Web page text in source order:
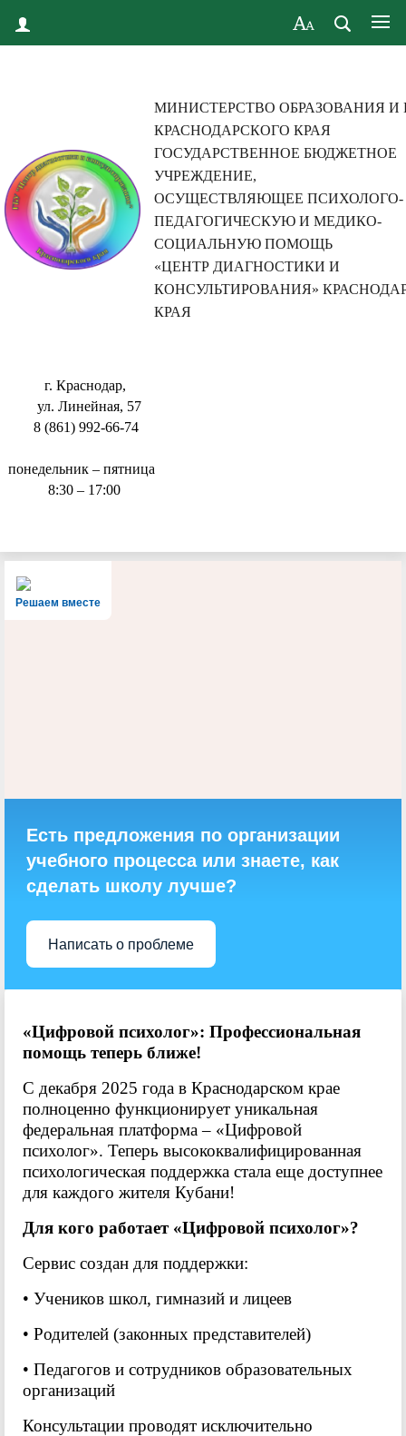
МИНИСТЕРСТВО ОБРАЗОВАНИЯ И
КРАСНОДАРСКОГО КРАЯ
ГОСУДАРСТВЕННОЕ БЮДЖЕТНОЕ
УЧРЕЖДЕНИЕ,
ОСУЩЕСТВЛЯЮЩЕЕ ПСИХОЛОГО-
ПЕДАГОГИЧЕСКУЮ И МЕДИКО-
СОЦИАЛЬНУЮ ПОМОЩЬ
«ЦЕНТР ДИАГНОСТИКИ И
КОНСУЛЬТИРОВАНИЯ»
КРАЯ
г. Краснодар,
ул. Линейная, 57
8 (861) 992-66-74
понедельник – пятница
8:30 – 17:00
Решаем вместе
Есть предложения по организации
учебного процесса или знаете, как
сделать школу лучше?
Написать о проблеме
«Цифровой психолог»: Профессиональная
помощь теперь ближе!
С декабря 2025 года в Краснодарском крае
полноценно функционирует уникальная
федеральная платформа – «Цифровой
психолог». Теперь высококвалифицированная
психологическая поддержка стала еще доступнее
для каждого жителя Кубани!
Для кого работает «Цифровой психолог»?
Сервис создан для поддержки:
• Учеников школ, гимназий и лицеев
• Родителей (законных представителей)
• Педагогов и сотрудников образовательных
организаций
Консультации проводят исключительно